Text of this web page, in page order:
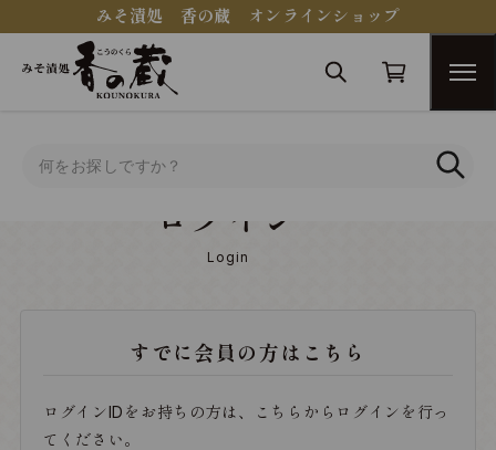
みそ漬処 香の蔵 オンラインショップ
ログイン
Login
すでに会員の方はこちら
ログインIDをお持ちの方は、こちらからログインを行っ
てください。